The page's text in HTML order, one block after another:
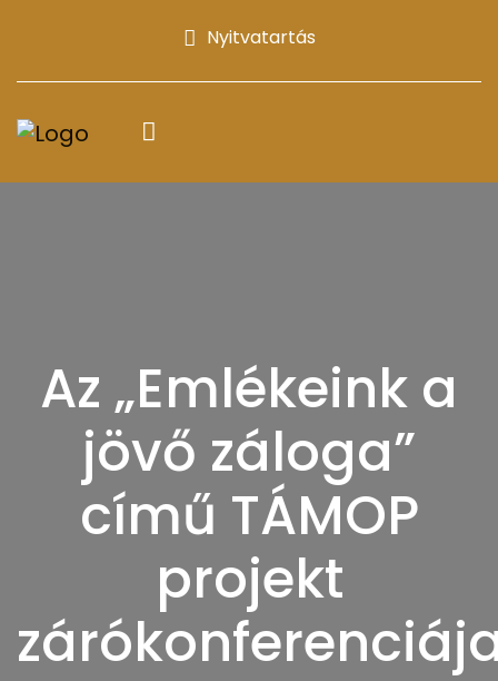
Nyitvatartás
Az „Emlékeink a
jövő záloga”
című TÁMOP
projekt